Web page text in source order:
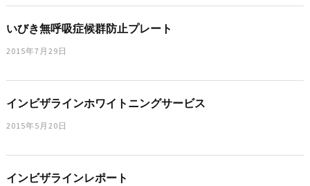
いびき無呼吸症候群防止プレート
2015年7月29日
インビザラインホワイトニングサービス
2015年5月20日
インビザラインレポート